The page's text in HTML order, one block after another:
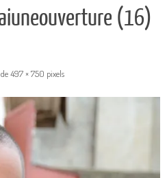
(16)
497 × 750 pixels